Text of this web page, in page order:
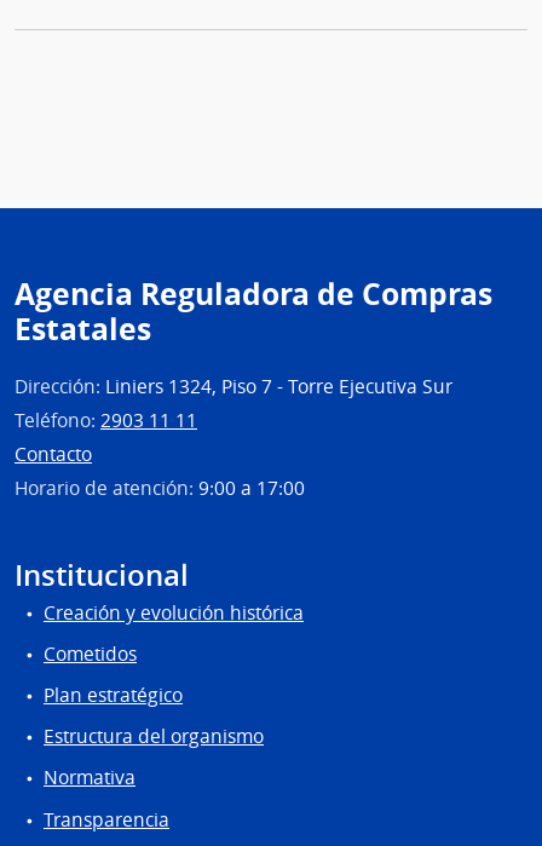
Agencia Reguladora de Compras
Estatales
Dirección: Liniers 1324, Piso 7 - Torre Ejecutiva Sur
Teléfono: 2903 11 11
Contacto
Horario de atención: 9:00 a 17:00
Institucional
Creación y evolución histórica
Cometidos
Plan estratégico
Estructura del organismo
Normativa
Transparencia